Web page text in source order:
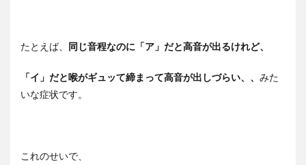
たとえば、 同じ音程なのに「ア」だと高音が出るけれど、
「イ」だと喉がギュッて締まって高音が出しづらい、、 みた
いな症状です。
これのせいで、